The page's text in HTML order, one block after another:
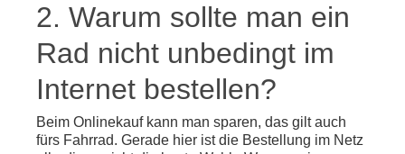
2. Warum sollte man ein
Rad nicht unbedingt im
Internet bestellen?
Beim Onlinekauf kann man sparen, das gilt auch
fürs Fahrrad. Gerade hier ist die Bestellung im Netz